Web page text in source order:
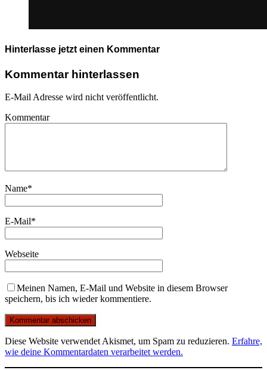
Hinterlasse jetzt einen Kommentar
Kommentar hinterlassen
E-Mail Adresse wird nicht veröffentlicht.
Kommentar
Name*
E-Mail*
Webseite
Meinen Namen, E-Mail und Website in diesem Browser
speichern, bis ich wieder kommentiere.
Diese Website verwendet Akismet, um Spam zu reduzieren. Erfahre,
wie deine Kommentardaten verarbeitet werden.